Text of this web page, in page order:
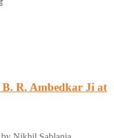
R. Ambedkar Ji at